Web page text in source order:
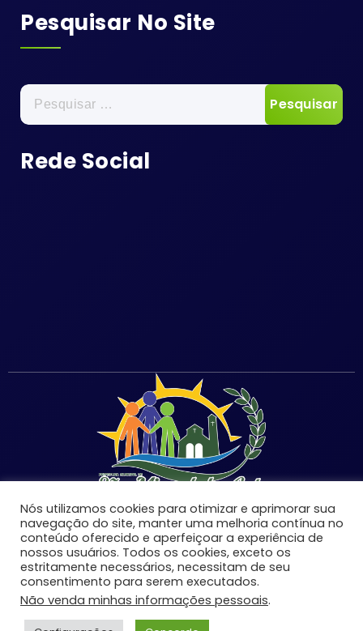
Pesquisar No Site
Pesquisar
por:
Rede Social
©Copyright 2026 | Prefeitura Municipal de São Miguel
do Anta-MG | Todos os direitos reservados.
Desenvolvido por:
Nós utilizamos cookies para otimizar e aprimorar sua
navegação do site, manter uma melhoria contínua no
conteúdo oferecido e aperfeiçoar a experiência de
nossos usuários. Todos os cookies, exceto os
estritamente necessários, necessitam de seu
consentimento para serem executados.
Não venda minhas informações pessoais.